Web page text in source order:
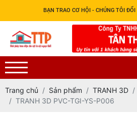
BẠN TRAO CƠ HỘI - CHÚNG TÔI
Trang chủ Sản phẩm TRANH 3D
TRANH 3D PVC-TGI-YS-P006